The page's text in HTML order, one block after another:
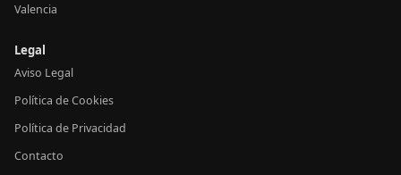
Valencia
Legal
Aviso Legal
Política de Cookies
Política de Privacidad
Contacto